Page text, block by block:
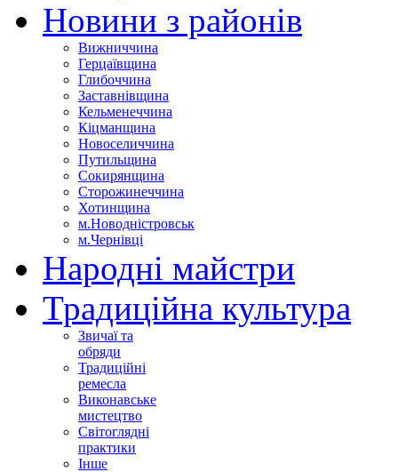
Новини з районів
Вижниччина
Герцаївщина
Глибоччина
Заставнівщина
Кельменеччина
Кіцманщина
Новоселиччина
Путильщина
Сокирянщина
Сторожинеччина
Хотинщина
м.Новодністровськ
м.Чернівці
Народні майстри
Традиційна культура
Звичаї та
обряди
Традиційні
ремесла
Виконавське
мистецтво
Світоглядні
практики
Інше